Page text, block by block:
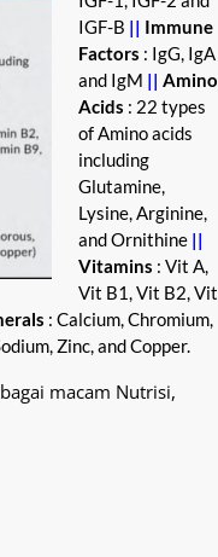
IGF-B || Immune
Factors : IgG, IgA
and IgM || Amino
Acids : 22 types
of Amino acids
including
Glutamine,
Lysine, Arginine,
and Ornithine ||
Vitamins : Vit A,
Vit B1, Vit B2, Vit
: Calcium, Chromium,
Zinc, and Copper.
macam Nutrisi,